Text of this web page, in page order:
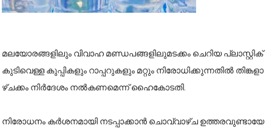
മ​ല​യോ​ര​ങ്ങ​ളി​ലും വി​വാ​ഹ മ​ണ്ഡ​പ​ങ്ങ​ളി​ലു​മ​ട​ക്കം ചെ​റി​യ പ്ലാ​സ്റ്റി​ക്
കു​ടി​വെ​ള്ള കു​പ്പി​ക​ളും റാ​പ്പ​റു​ക​ളും മ​റ്റും നി​രോ​ധി​ക്കു​ന്ന​തി​ൽ തി​ങ്ക​ളാ​
ഴ്ച​ക്കം നി​ർ​ദേ​ശം ന​ൽ​ക​ണ​മെ​ന്ന്​ ഹൈ​കോ​ട​തി.
നി​രോ​ധ​നം ക​ർ​ശ​ന​മാ​യി ന​ട​പ്പാ​ക്കാ​ൻ ചൊ​വ്വാ​ഴ്ച ഉ​ത്ത​ര​വു​ണ്ടാ​യേ​